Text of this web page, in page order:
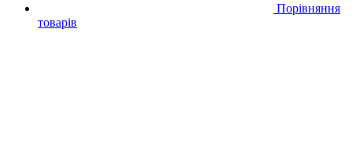
Порівняння
товарів